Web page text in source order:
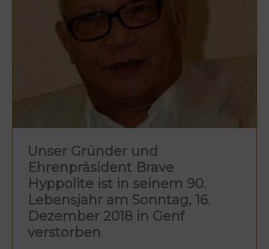
Unser Gründer und
Ehrenpräsident Brave
Hyppolite ist in seinem 90.
Lebensjahr am Sonntag, 16.
Dezember 2018 in Genf
verstorben